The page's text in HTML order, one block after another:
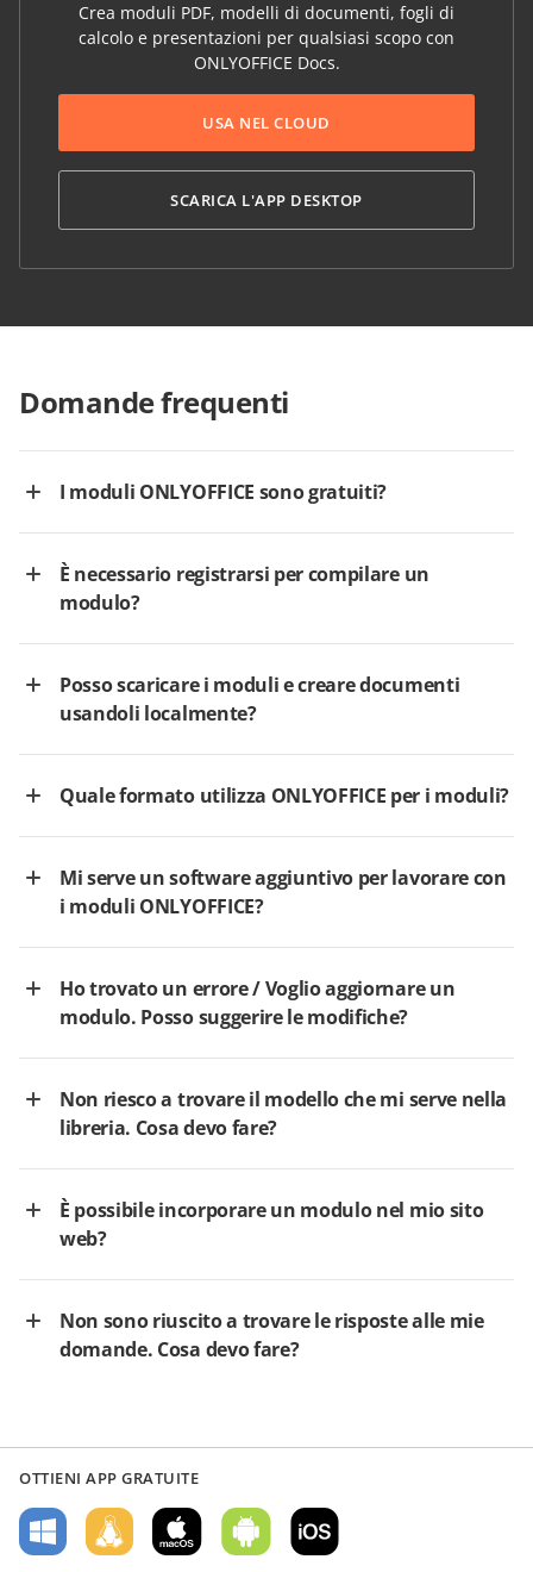
Crea moduli PDF, modelli di documenti, fogli di
calcolo e presentazioni per qualsiasi scopo con
ONLYOFFICE Docs.
USA NEL CLOUD
SCARICA L'APP DESKTOP
Domande frequenti
I moduli ONLYOFFICE sono gratuiti?
È necessario registrarsi per compilare un
modulo?
Posso scaricare i moduli e creare documenti
usandoli localmente?
Quale formato utilizza ONLYOFFICE per i moduli?
Mi serve un software aggiuntivo per lavorare con
i moduli ONLYOFFICE?
Ho trovato un errore / Voglio aggiornare un
modulo. Posso suggerire le modifiche?
Non riesco a trovare il modello che mi serve nella
libreria. Cosa devo fare?
È possibile incorporare un modulo nel mio sito
web?
Non sono riuscito a trovare le risposte alle mie
domande. Cosa devo fare?
OTTIENI APP GRATUITE